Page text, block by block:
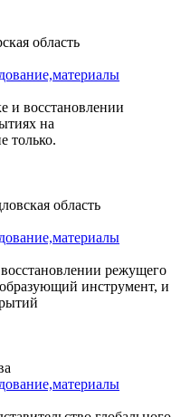
область
и восстановлении
на
только.
область
режущего
инструмент, и